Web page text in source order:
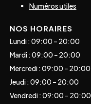
Numéros utiles
NOS HORAIRES
Lundi : 09:00 – 20:00
Mardi : 09:00 – 20:00
Mercredi : 09:00 – 20:00
Jeudi : 09:00 – 20:00
Vendredi : 09:00 – 20:00